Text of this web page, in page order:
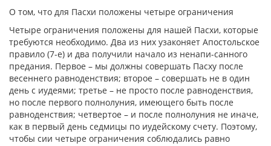
О том, что для Пасхи положены четыре ограничения
Четыре ограничения положены для нашей Пасхи, которые
требуются необходимо. Два из них узаконяет Апостольское
правило (7-е) и два получили начало из ненапи-санного
предания. Первое – мы должны совершать Пасху после
весеннего равноденствия; второе – совершать не в один
день с иудеями; третье – не просто после равноденствия,
но после первого полнолуния, имеющего быть после
равноденствия; четвертое – и после полнолуния не иначе,
как в первый день седмицы по иудейскому счету. Поэтому,
чтобы сии четыре ограничения соблюдались равно